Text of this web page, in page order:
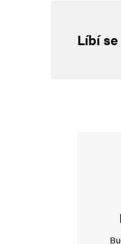
Vaše e-mailová
Líbí